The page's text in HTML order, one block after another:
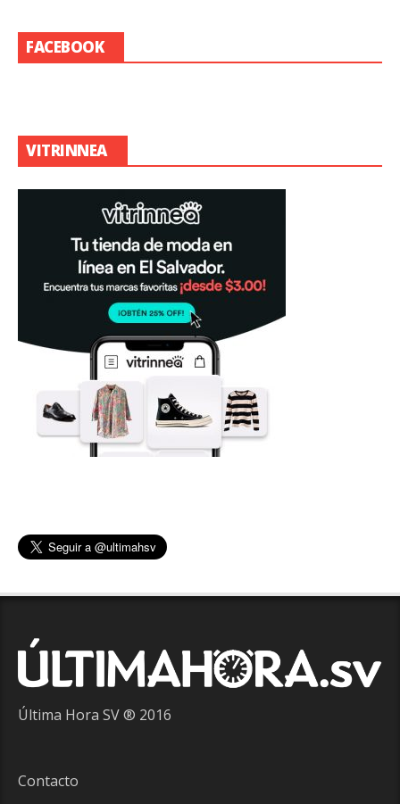
FACEBOOK
VITRINNEA
Última Hora SV ® 2016
Contacto